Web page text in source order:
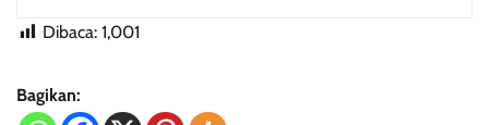
Dibaca: 1,001
Bagikan: